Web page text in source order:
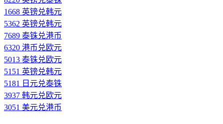
1668 英镑兑韩元
5362 英镑兑韩元
7689 泰铢兑港币
6320 港币兑欧元
5013 泰铢兑欧元
5151 英镑兑韩元
5181 日元兑泰铢
3937 韩元兑欧元
3051 美元兑港币